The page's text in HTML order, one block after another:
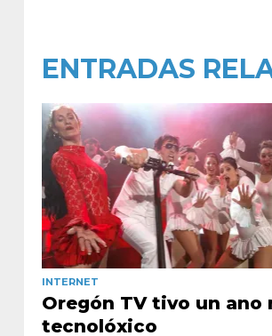
ENTRADAS
INTERNET
Oregón TV tivo un ano
tecnolóxico